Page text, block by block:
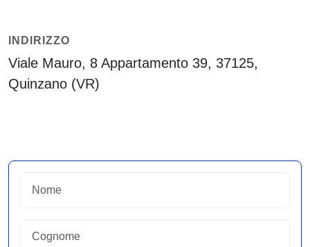
INDIRIZZO
Viale Mauro, 8 Appartamento 39, 37125,
Quinzano (VR)